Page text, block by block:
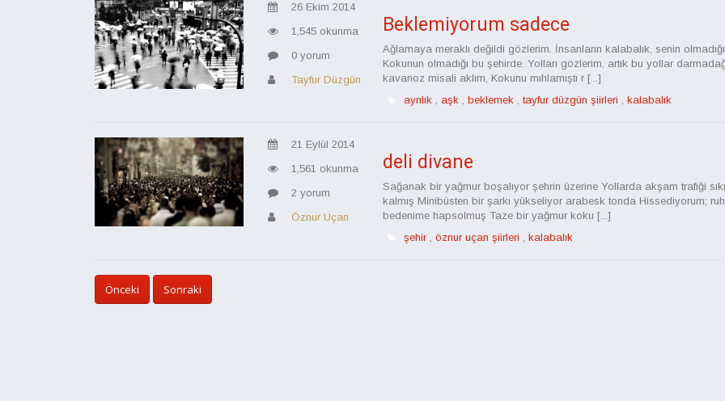
26 Ekim 2014
1,545 okunma
0 yorum
Tayfur Düzgün
Beklemiyorum sadece
Ağlamaya meraklı değildi gözlerim. İnsanların kalabalık, senin
Kokunun olmadığı bu şehirde. Yolları gözlerim, artık bu yollar
kavanoz misali aklım, Kokunu mıhlamıştı r [...]
ayrılık, aşk, beklemek, tayfur düzgün şiirleri , kalabalık
21 Eylül 2014
1,561 okunma
2 yorum
Öznur Uçan
deli divane
Sağanak bir yağmur boşalıyor şehrin üzerine Yollarda akşam trafiği
kalmış Minibüsten bir şarkı yükseliyor arabesk tonda Hissediyorum;
bedenime hapsolmuş Taze bir yağmur koku [...]
şehir, öznur uçan şiirleri , kalabalık
Önceki Sonraki